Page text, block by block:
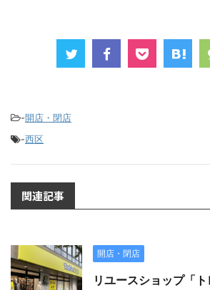
-開店・閉店
-西区
関連記事
開店・閉店
リユースショップ「